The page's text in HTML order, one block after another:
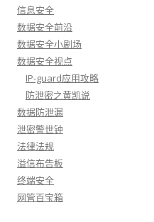
信息安全
数据安全前沿
数据安全小剧场
数据安全视点
IP-guard应用攻略
防泄密之黄凯说
数据防泄漏
泄密警世钟
法律法规
溢信布告板
终端安全
网管百宝箱